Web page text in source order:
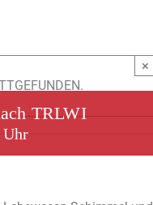
×
TRLWI
Uhr